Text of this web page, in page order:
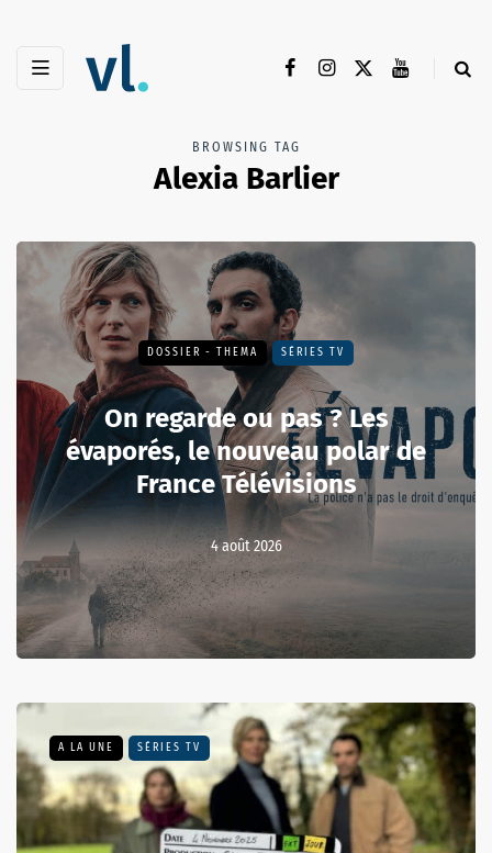
BROWSING TAG
Alexia Barlier
DOSSIER - THEMA SÉRIES TV
On regarde ou pas ? Les
évaporés, le nouveau polar de
France Télévisions
4 août 2026
A LA UNE SÉRIES TV